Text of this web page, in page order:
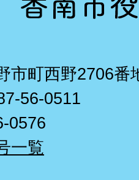
市町西野2706番
56-0511
0576
一覧